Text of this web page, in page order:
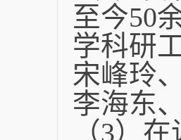
至今50
学科研
宋峰玲
李海东
（3）